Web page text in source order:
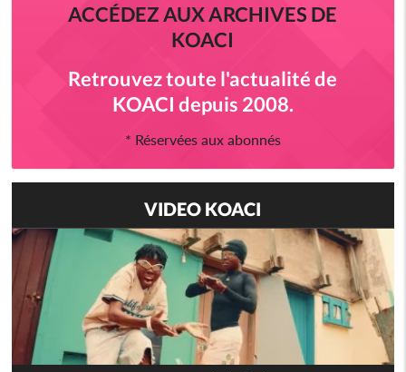
ACCÉDEZ AUX ARCHIVES DE
KOACI
Retrouvez toute l'actualité de
KOACI depuis 2008.
* Réservées aux abonnés
VIDEO KOACI